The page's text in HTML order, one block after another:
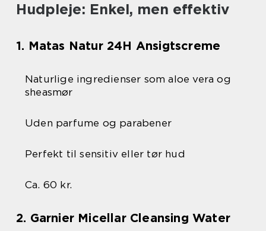
Hudpleje: Enkel, men effektiv
1. Matas Natur 24H Ansigtscreme
Naturlige ingredienser som aloe vera og
sheasmør
Uden parfume og parabener
Perfekt til sensitiv eller tør hud
Ca. 60 kr.
2. Garnier Micellar Cleansing Water